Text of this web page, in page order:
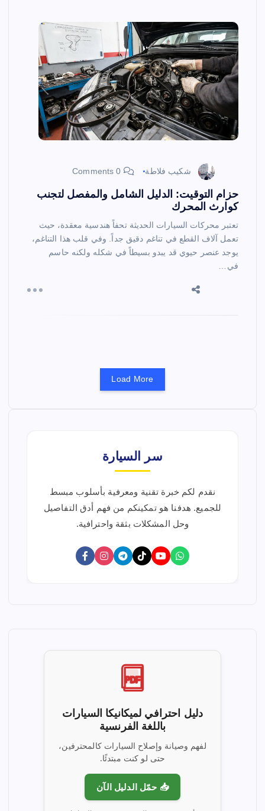
شكيب فلاطة
حزام التوقيت: الدليل الشامل والمفصل لتجنب
كوارث المحرك
تعتبر محركات السيارات الحديثة تحفاً هندسية معقدة، حيث
تعمل آلاف القطع في تناغم دقيق جداً. وفي قلب هذا التناغم،
يوجد عنصر حيوي قد يبدو بسيطاً في شكله ولكنه حاسم
في…
Load More
سر السيارة
نقدم لكم خبرة تقنية ومعرفية بأسلوب مبسط
للجميع. هدفنا هو تمكينكم من فهم أدق التفاصيل
وحل المشكلات بثقة واحترافية.
PDF
دليل احترافي لميكانيكا السيارات
باللغة الفرنسية
لفهم وصيانة وإصلاح السيارات كالمحترفين،
حتى لو كنت مبتدئًا.
📥 حمّل الدليل الآن